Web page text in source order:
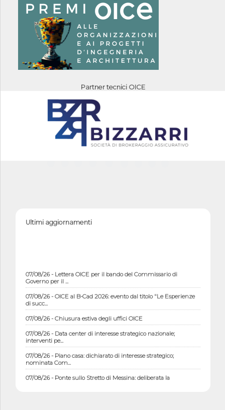
Partner tecnici OICE
Ultimi aggiornamenti
07/08/26 - Lettera OICE per il bando del Commissario di
Governo per il ...
07/08/26 - OICE al B-Cad 2026: evento dal titolo "Le Esperienze
di succ...
07/08/26 - Chiusura estiva degli uffici OICE
07/08/26 - Data center di interesse strategico nazionale;
interventi pe...
07/08/26 - Piano casa: dichiarato di interesse strategico;
nominata Com...
07/08/26 - Ponte sullo Stretto di Messina: deliberata la
sussistenza di...